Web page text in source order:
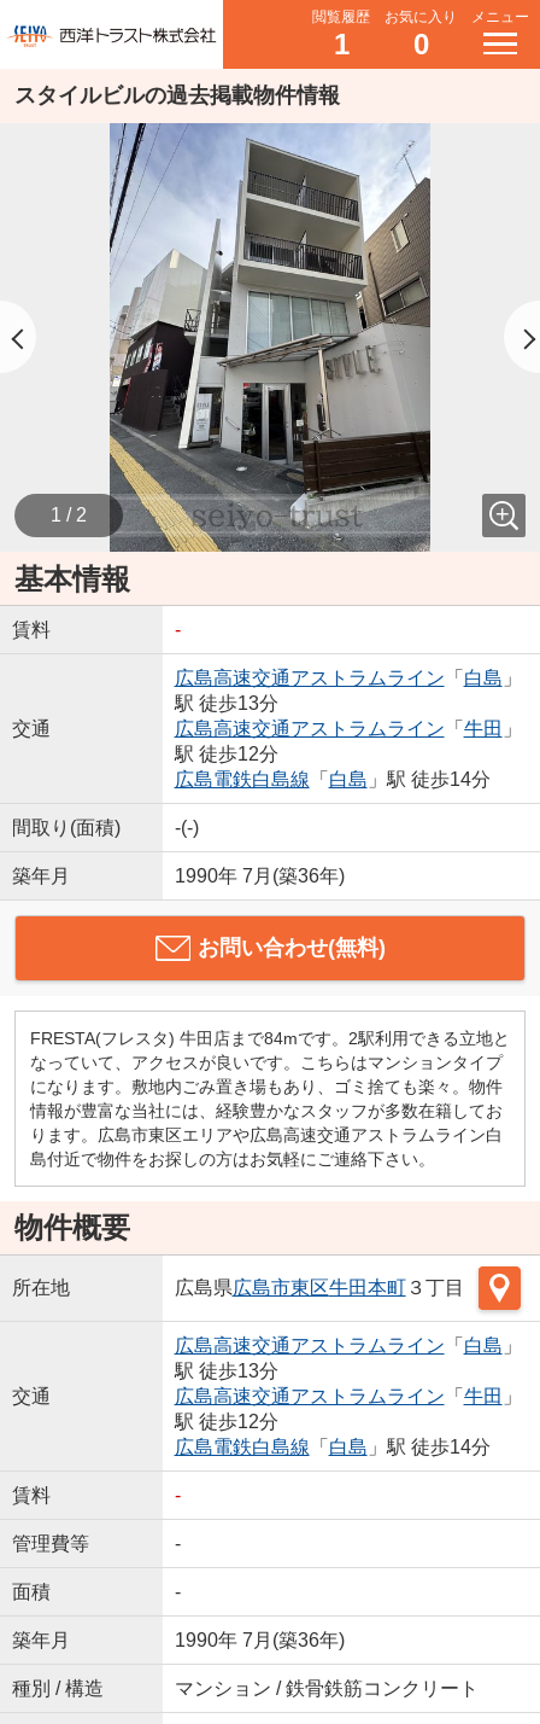
閲覧履歴
1
お気に入り
0
メニュー
スタイルビルの過去掲載物件情報
1 / 2
基本情報
賃料 -
交通
広島高速交通アストラムライン 「 白島 」
駅 徒歩13分
広島高速交通アストラムライン 「 牛田 」
駅 徒歩12分
広島電鉄白島線 「 白島 」駅 徒歩14分
間取り(面積) -(-)
築年月 1990年 7月(築36年)
お問い合わせ(無料)
FRESTA(フレスタ) 牛田店まで84mです。2駅利用できる立地と
なっていて、アクセスが良いです。こちらはマンションタイプ
になります。敷地内ごみ置き場もあり、ゴミ捨ても楽々。物件
情報が豊富な当社には、経験豊かなスタッフが多数在籍してお
ります。広島市東区エリアや広島高速交通アストラムライン白
島付近で物件をお探しの方はお気軽にご連絡下さい。
物件概要
所在地 広島県広島市東区牛田本町３丁目
交通
広島高速交通アストラムライン 「 白島 」
駅 徒歩13分
広島高速交通アストラムライン 「 牛田 」
駅 徒歩12分
広島電鉄白島線 「 白島 」駅 徒歩14分
賃料 -
管理費等 -
面積 -
築年月 1990年 7月(築36年)
種別 / 構造 マンション / 鉄骨鉄筋コンクリート